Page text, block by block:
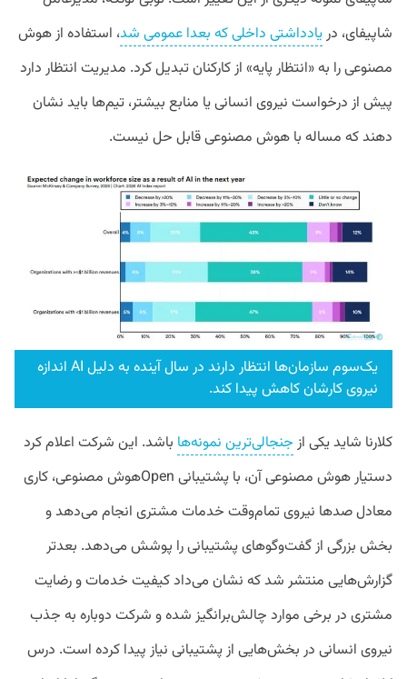
شاپیفای، دریادداشتی داخلی که بعدا عمومی شد، استفاده از هوش
مصنوعی را به «انتظار پایه» از کارکنان تبدیل کرد. مدیریت انتظار دارد
پیش از درخواست نیروی انسانی یا منابع بیشتر، تیم‌ها باید نشان
دهند که مساله با هوش مصنوعی قابل حل نیست.
یک‌سوم سازمان‌ها انتظار دارند در سال آینده به دلیل AI اندازه
نیروی کارشان کاهش پیدا کند.
کلارنا شاید یکی از جنجالی‌ترین نمونه‌ها باشد. این شرکت اعلام کرد
دستیار هوش مصنوعی آن، با پشتیبانی Openهوش مصنوعی، کاری
معادل صدها نیروی تمام‌وقت خدمات مشتری انجام می‌دهد و
بخش بزرگی از گفت‌وگوهای پشتیبانی را پوشش می‌دهد. بعدتر
گزارش‌هایی منتشر شد که نشان می‌داد کیفیت خدمات و رضایت
مشتری در برخی موارد چالش‌برانگیز شده و شرکت دوباره به جذب
نیروی انسانی در بخش‌هایی از پشتیبانی نیاز پیدا کرده است. درس